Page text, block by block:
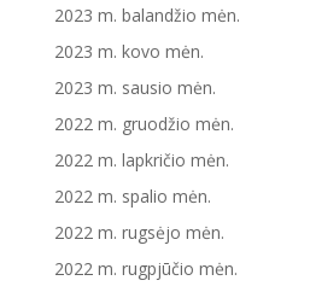
2023 m. balandžio mėn.
2023 m. kovo mėn.
2023 m. sausio mėn.
2022 m. gruodžio mėn.
2022 m. lapkričio mėn.
2022 m. spalio mėn.
2022 m. rugsėjo mėn.
2022 m. rugpjūčio mėn.